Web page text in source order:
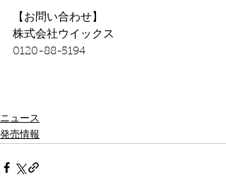
【お問い合わせ】
株式会社ウイックス
0120-88-5194
ニュース
発売情報